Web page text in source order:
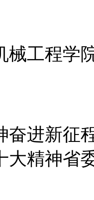
械工程学
奋进新征
大精神省